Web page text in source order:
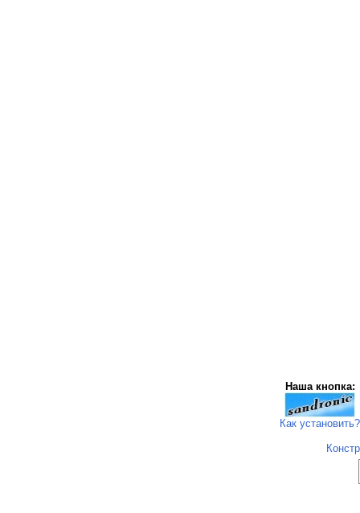
Наша кнопка:
Как установить?